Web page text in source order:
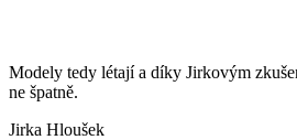
Modely tedy létají a díky Jirkovým
ne špatně.
Jirka Hloušek